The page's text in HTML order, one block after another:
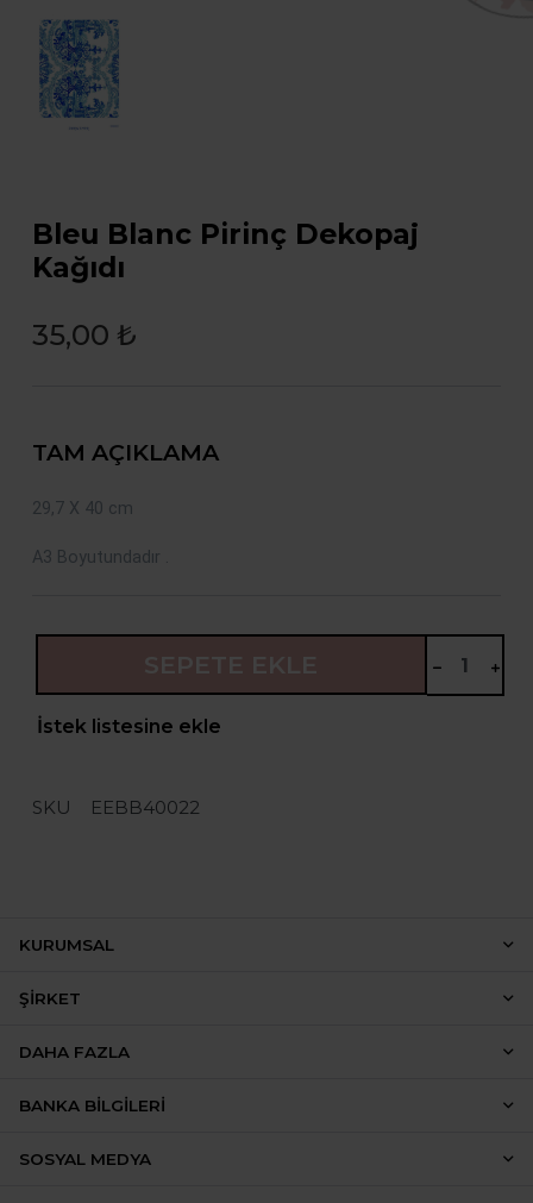
Bleu Blanc Pirinç Dekopaj
Kağıdı
35,00 ₺
TAM AÇIKLAMA
29,7 X 40 cm
A3 Boyutundadır .
İstek listesine ekle
SKU EEBB40022
KURUMSAL
ŞIRKET
DAHA FAZLA
BANKA BILGILERI
SOSYAL MEDYA